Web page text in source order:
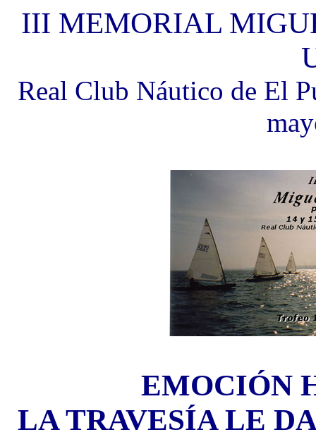
III MEMORIAL
Real Club Náutico de El
EMOCIÓN
LA TRAVESÍA LE